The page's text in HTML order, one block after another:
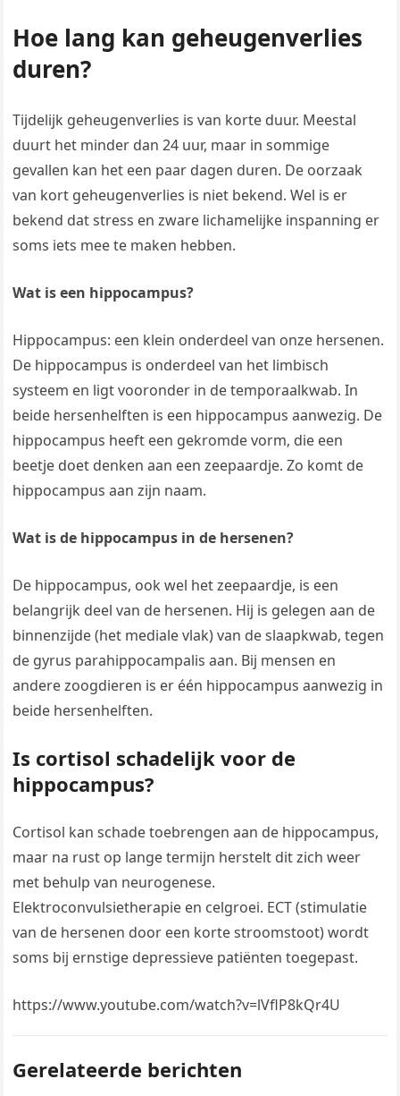
Hoe lang kan geheugenverlies
duren?
Tijdelijk geheugenverlies is van korte duur. Meestal
duurt het minder dan 24 uur, maar in sommige
gevallen kan het een paar dagen duren. De oorzaak
van kort geheugenverlies is niet bekend. Wel is er
bekend dat stress en zware lichamelijke inspanning er
soms iets mee te maken hebben.
Wat is een hippocampus?
Hippocampus: een klein onderdeel van onze hersenen.
De hippocampus is onderdeel van het limbisch
systeem en ligt vooronder in de temporaalkwab. In
beide hersenhelften is een hippocampus aanwezig. De
hippocampus heeft een gekromde vorm, die een
beetje doet denken aan een zeepaardje. Zo komt de
hippocampus aan zijn naam.
Wat is de hippocampus in de hersenen?
De hippocampus, ook wel het zeepaardje, is een
belangrijk deel van de hersenen. Hij is gelegen aan de
binnenzijde (het mediale vlak) van de slaapkwab, tegen
de gyrus parahippocampalis aan. Bij mensen en
andere zoogdieren is er één hippocampus aanwezig in
beide hersenhelften.
Is cortisol schadelijk voor de
hippocampus?
Cortisol kan schade toebrengen aan de hippocampus,
maar na rust op lange termijn herstelt dit zich weer
met behulp van neurogenese.
Elektroconvulsietherapie en celgroei. ECT (stimulatie
van de hersenen door een korte stroomstoot) wordt
soms bij ernstige depressieve patiënten toegepast.
https://www.youtube.com/watch?v=lVflP8kQr4U
Gerelateerde berichten